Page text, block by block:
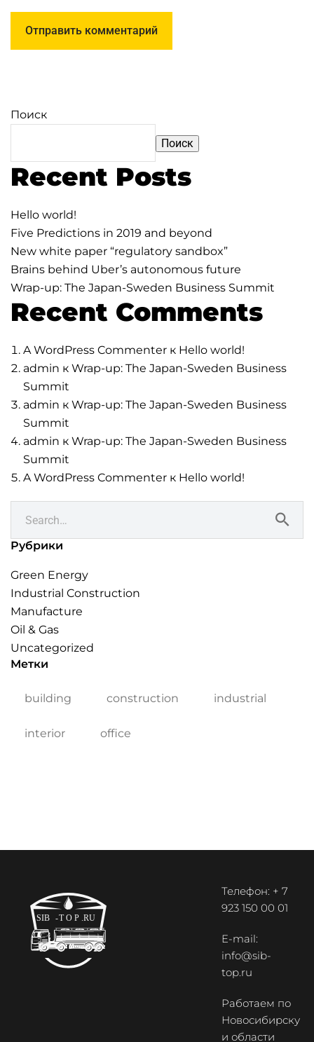
Поиск
Поиск
Recent Posts
Hello world!
Five Predictions in 2019 and beyond
New white paper “regulatory sandbox”
Brains behind Uber’s autonomous future
Wrap-up: The Japan-Sweden Business Summit
Recent Comments
A WordPress Commenter к Hello world!
admin к Wrap-up: The Japan-Sweden Business
Summit
admin к Wrap-up: The Japan-Sweden Business
Summit
admin к Wrap-up: The Japan-Sweden Business
Summit
A WordPress Commenter к Hello world!
Рубрики
Green Energy
Industrial Construction
Manufacture
Oil & Gas
Uncategorized
Метки
building construction industrial
interior office
Телефон: + 7
923 150 00 01
E-mail:
info@sib-
top.ru
Работаем по
Новосибирску
и области